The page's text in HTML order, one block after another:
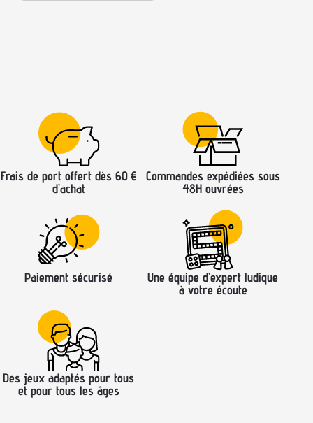
Frais de port offert dès 60 €
d’achat
Commandes expédiées sous
48H ouvrées
Paiement sécurisé
Une équipe d’expert ludique
à votre écoute
Des jeux adaptés pour tous
et pour tous les âges